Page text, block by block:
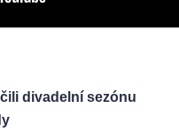
divadelní sezónu